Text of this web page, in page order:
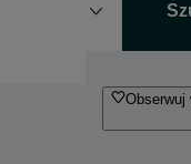
Obserwuj